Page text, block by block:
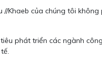
Khaeb của chúng tôi
phát triển các ngành